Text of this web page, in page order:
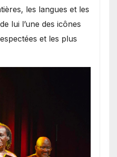
les langues et les
lui l’une des icônes
et les plus